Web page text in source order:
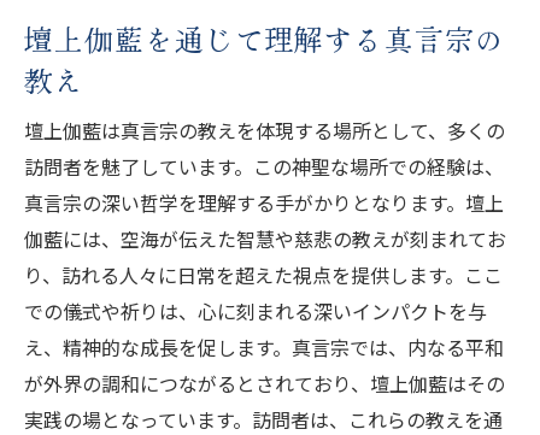
壇上伽藍を通じて理解する真言宗の
教え
壇上伽藍は真言宗の教えを体現する場所として、多くの
訪問者を魅了しています。この神聖な場所での経験は、
真言宗の深い哲学を理解する手がかりとなります。壇上
伽藍には、空海が伝えた智慧や慈悲の教えが刻まれてお
り、訪れる人々に日常を超えた視点を提供します。ここ
での儀式や祈りは、心に刻まれる深いインパクトを与
え、精神的な成長を促します。真言宗では、内なる平和
が外界の調和につながるとされており、壇上伽藍はその
実践の場となっています。訪問者は、これらの教えを通